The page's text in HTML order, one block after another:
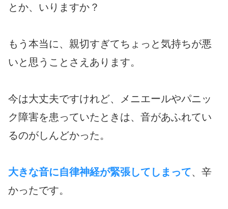
とか、いりますか？
もう本当に、親切すぎてちょっと気持ちが悪
いと思うことさえあります。
今は大丈夫ですけれど、メニエールやパニッ
ク障害を患っていたときは、音があふれてい
るのがしんどかった。
大きな音に自律神経が緊張してしまって、辛
かったです。